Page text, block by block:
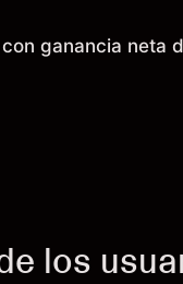
ganancia neta
los